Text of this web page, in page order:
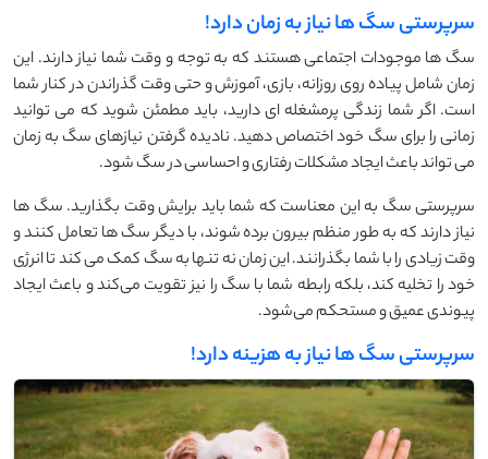
سرپرستی سگ ها نیاز به زمان دارد!
سگ ‌ها موجودات اجتماعی هستند که به توجه و وقت شما نیاز دارند. این
زمان شامل پیاده ‌روی روزانه، بازی، آموزش و حتی وقت گذراندن در کنار شما
است. اگر شما زندگی پرمشغله ‌ای دارید، باید مطمئن شوید که می ‌توانید
زمانی را برای سگ خود اختصاص دهید. نادیده گرفتن نیازهای سگ به زمان
می‌ تواند باعث ایجاد مشکلات رفتاری و احساسی در سگ شود.
سرپرستی سگ به این معناست که شما باید برایش وقت بگذارید. سگ ‌ها
نیاز دارند که به ‌طور منظم بیرون برده شوند، با دیگر سگ ‌ها تعامل کنند و
وقت زیادی را با شما بگذرانند. این زمان نه تنها به سگ کمک می ‌کند تا انرژی
خود را تخلیه کند، بلکه رابطه شما با سگ را نیز تقویت می‌کند و باعث ایجاد
پیوندی عمیق و مستحکم می‌شود.
سرپرستی سگ ها نیاز به هزینه دارد!